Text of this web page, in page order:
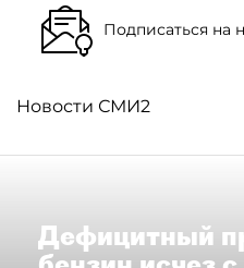
Подписаться на
Новости СМИ2
Дефицитный